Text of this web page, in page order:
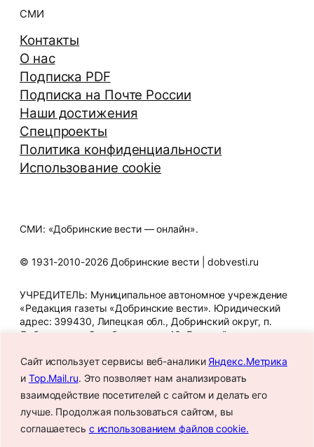
Сайт использует сервисы веб-аналики Яндекс.Метрика
и Top.Mail.ru. Это позволяет нам анализировать
взаимодействие посетителей с сайтом и делать его
лучше. Продолжая пользоваться сайтом, вы
соглашаетесь с использованием файлов cookie.
СМИ
Контакты
О нас
Подписка PDF
Подписка на Почте России
Наши достижения
Спецпроекты
Политика конфиденциальности
Использование cookie
СМИ: «Добринские вести — онлайн».
© 1931-2010-2026 Добринские вести | dobvesti.ru
УЧРЕДИТЕЛЬ: Муниципальное автономное учреждение
«Редакция газеты «Добринские вести». Юридический
адрес: 399430, Липецкая обл., Добринский округ, п.
Добринка, ул. Октябрьская, д. 43. Главный редактор
редакции: gazeta_dbr@mail.ru. Знак информационной
продукции: 16+. СМИ зарегистрировано Федеральной
службой по надзору в сфере связи, информационных
технологий и массовых коммуникаций.
Регистрационный номер: Эл № ФС77-88687 от 2
декабря 2024 года.